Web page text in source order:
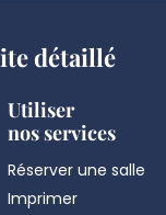
détaillé
Utiliser
nos services
Réserver une salle
Imprimer